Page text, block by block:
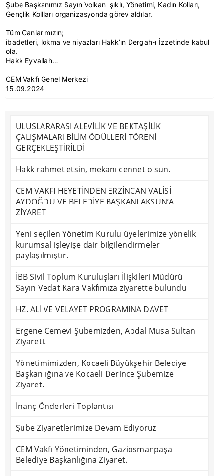
Şube Başkanımız Sayın Volkan Işıklı, Yönetimi, Kadın Kolları,
Gençlik Kollları organizasyonda görev aldılar.
Tüm Canlarımızın;
ibadetleri, lokma ve niyazları Hakk’ın Dergah-ı İzzetinde kabul
ola.
Hakk Eyvallah…
CEM Vakfı Genel Merkezi
15.09.2024
ULUSLARARASI ALEVİLİK VE BEKTAŞİLİK
ÇALIŞMALARI BİLİM ÖDÜLLERİ TÖRENİ
GERÇEKLEŞTİRİLDİ
Hakk rahmet etsin, mekanı cennet olsun.
CEM VAKFI HEYETİNDEN ERZİNCAN VALİSİ
AYDOĞDU VE BELEDİYE BAŞKANI AKSUN’A
ZİYARET
Yeni seçilen Yönetim Kurulu üyelerimize yönelik
kurumsal işleyişe dair bilgilendirmeler
paylaşılmıştır.
İBB Sivil Toplum Kuruluşları İlişkileri Müdürü
Sayın Vedat Kara Vakfımıza ziyarette bulundu
HZ. ALİ VE VELAYET PROGRAMINA DAVET
Ergene Cemevi Şubemizden, Abdal Musa Sultan
Ziyareti.
Yönetimimizden, Kocaeli Büyükşehir Belediye
Başkanlığına ve Kocaeli Derince Şubemize
Ziyaret.
İnanç Önderleri Toplantısı
Şube Ziyaretlerimize Devam Ediyoruz
CEM Vakfı Yönetiminden, Gaziosmanpaşa
Belediye Başkanlığına Ziyaret.